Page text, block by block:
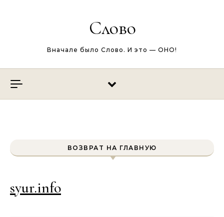
Слово
Вначале было Слово. И это — ОНО!
ВОЗВРАТ НА ГЛАВНУЮ
syur.info